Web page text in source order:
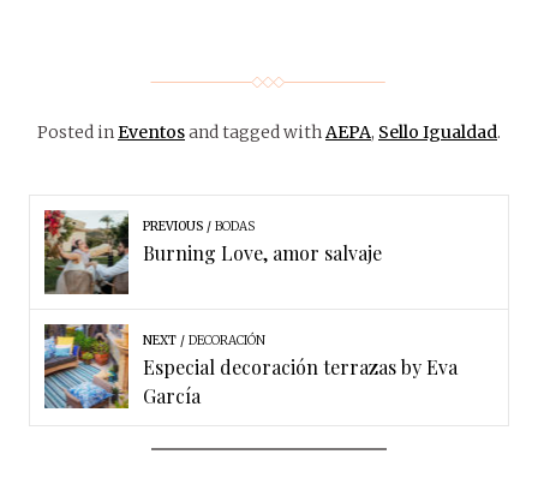
Posted inEventosand tagged withAEPA, Sello Igualdad.
PREVIOUS BODAS
Burning Love, amor salvaje
NEXT DECORACIÓN
Especial decoración terrazas by Eva
García